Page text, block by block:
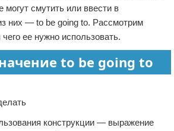
информации
могут смутить или ввести в
них — to be going to. Рассмотрим
ее нужно использовать.
to be going to
конструкции — выражение